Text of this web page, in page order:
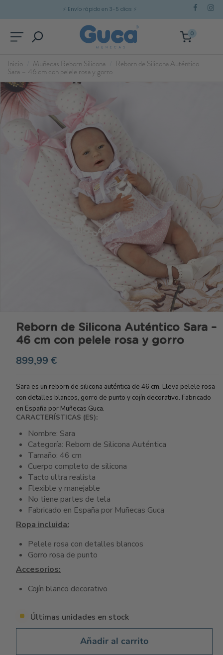
⚡ Envío rápido en 3-5 días ⚡
0
Inicio Muñecas Reborn Silicona Reborn de Silicona Auténtico
Sara – 46 cm con pelele rosa y gorro
Reborn de Silicona Auténtico Sara –
46 cm con pelele rosa y gorro
899,99 €
Sara es un reborn de silicona auténtica de 46 cm. Lleva pelele rosa
con detalles blancos, gorro de punto y cojín decorativo. Fabricado
en España por Muñecas Guca.
CARACTERÍSTICAS (ES):
Nombre: Sara
Categoría: Reborn de Silicona Auténtica
Tamaño: 46 cm
Cuerpo completo de silicona
Tacto ultra realista
Flexible y manejable
No tiene partes de tela
Fabricado en España por Muñecas Guca
Ropa incluida:
Pelele rosa con detalles blancos
Gorro rosa de punto
Accesorios:
Cojín blanco decorativo
Últimas unidades en stock
Añadir al carrito